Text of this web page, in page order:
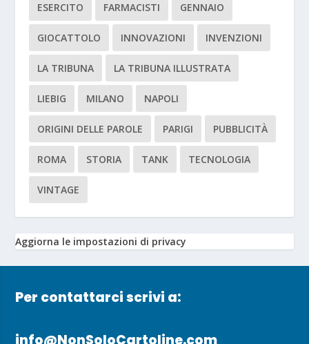
ESERCITO FARMACISTI GENNAIO
GIOCATTOLO INNOVAZIONI INVENZIONI
LA TRIBUNA LA TRIBUNA ILLUSTRATA
LIEBIG MILANO NAPOLI
ORIGINI DELLE PAROLE PARIGI PUBBLICITÀ
ROMA STORIA TANK TECNOLOGIA
VINTAGE
Aggiorna le impostazioni di privacy
Per contattarci scrivi a:
info@NonSoloCartoline.com